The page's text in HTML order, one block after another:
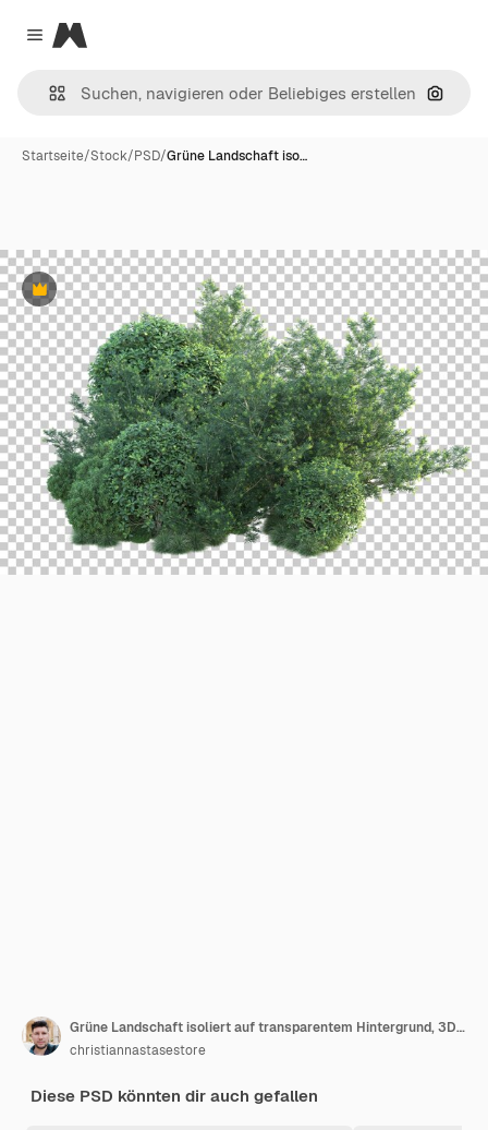
Close menu
Magnific
Nach
Startseite/Stock/PSD/Grüne Landschaft iso…
Premium
Grüne Landschaft isoliert auf transparentem Hintergrund, 3D-Darstellung
christiannastasestore
Diese PSD könnten dir auch gefallen